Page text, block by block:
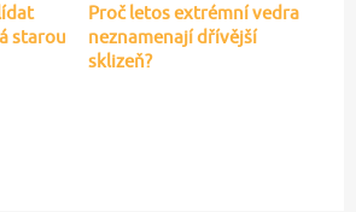
starou
Proč letos extrémní vedra
neznamenají dřívější
sklizeň?